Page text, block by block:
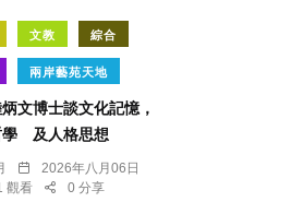
文教 綜合
兩岸藝苑天地
文博士談文化記憶，
學 及人格思想
2026年八月06日
觀看
0 分享